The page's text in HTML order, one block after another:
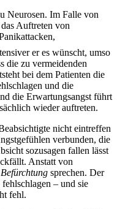
Neurosen. Im Falle von
Auftreten von
er es wünscht, umso
die zu vermeidenden
bei dem Patienten die
und die
die Erwartungsangst führt
wieder auftreten.
nicht eintreffen
verbunden, die
sozusagen fallen lässt
Anstatt von
Befürchtung sprechen. Der
– und sie
fehl.